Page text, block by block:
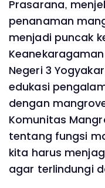
Prasarana,
penanaman
menjadi puncak
Negeri 3
edukasi
dengan
Komunitas
tentang fungsi
kita harus
agar terlindungi